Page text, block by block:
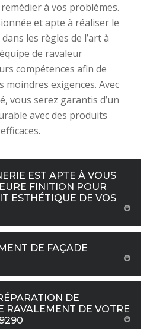
à vos problèmes.
et apte à réaliser le
les règles de l’art à
de ravaleur
compétences afin de
exigences. Avec
vous serez garantis d’un
avec des produits
EST APTE À VOUS
FINITION POUR
ESTHÉTIQUE DE VOS
DE FAÇADE
DE
RAVALEMENT DE VOTRE